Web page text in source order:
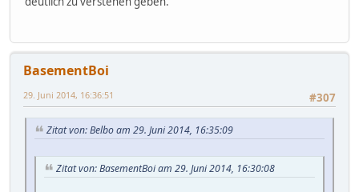
BasementBoi
#307
29. Juni 2014, 16:36:51
Zitat von: Belbo am 29. Juni 2014, 16:35:09
Zitat von: BasementBoi am 29. Juni 2014, 16:30:08